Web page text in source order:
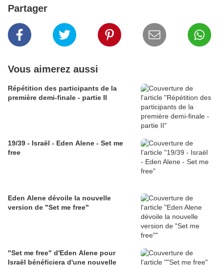
Partager
Vous aimerez aussi
Répétition des participants de la
première demi-finale - partie II
19/39 - Israël - Eden Alene - Set me
free
Eden Alene dévoile la nouvelle
version de "Set me free"
"Set me free" d'Eden Alene pour
Israël bénéficiera d'une nouvelle